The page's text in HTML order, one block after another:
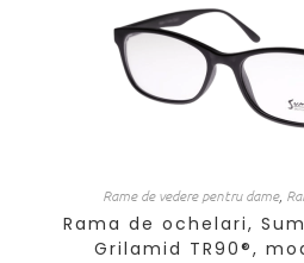
Rame de vedere pentru dame,
Rama de ochelari,
Grilamid TR90®,